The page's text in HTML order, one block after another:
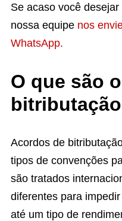
Se acaso você
nossa equipe nos
WhatsApp.
O que são
Acordos de
tipos de convenções
são tratados
diferentes para
até um tipo de